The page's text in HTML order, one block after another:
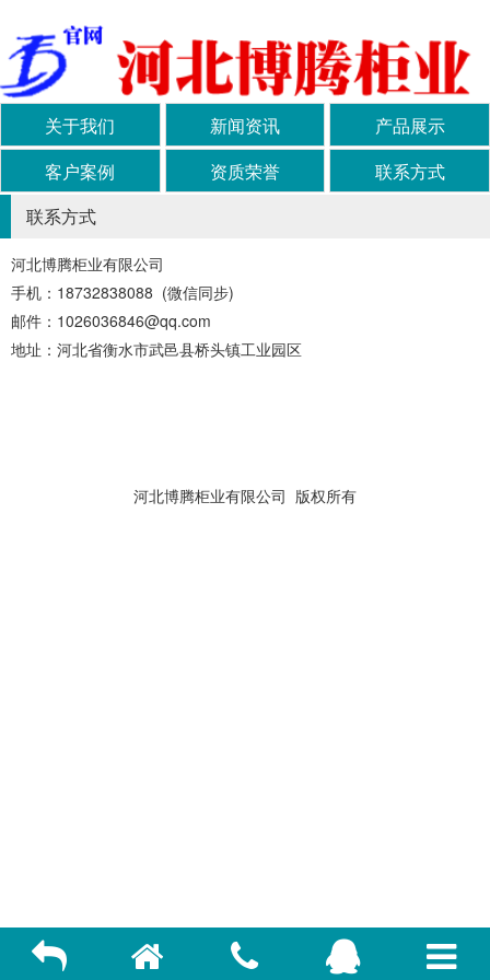
关于我们 新闻资讯
产品展示
客户案例
资质荣誉
联系方式
联系方式
河北博腾柜业有限公司
手机：18732838088 (微信同步)
邮件：1026036846@qq.com
地址：河北省衡水市武邑县桥头镇工业园区
河北博腾柜业有限公司 版权所有